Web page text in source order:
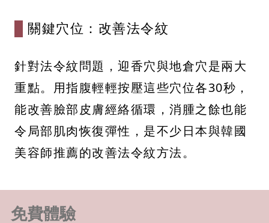
關鍵穴位：改善法令紋
針對法令紋問題，迎香穴與地倉穴是兩大
重點。用指腹輕輕按壓這些穴位各30秒，
能改善臉部皮膚經絡循環，消腫之餘也能
令局部肌肉恢復彈性，是不少日本與韓國
美容師推薦的改善法令紋方法。
免費體驗